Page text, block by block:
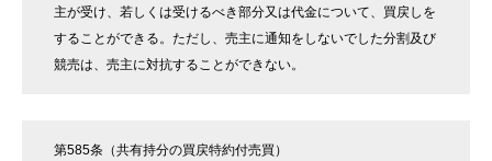
主が受け、若しくは受けるべき部分又は代金について、買戻しを
することができる。ただし、売主に通知をしないでした分割及び
競売は、売主に対抗することができない。
第585条（共有持分の買戻特約付売買）